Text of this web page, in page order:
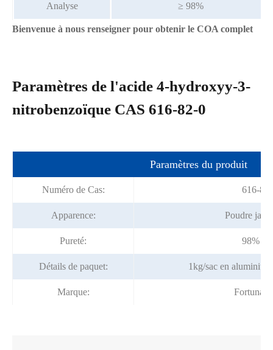
Analyse ≥ 98%
Bienvenue à nous renseigner pour obtenir le COA complet
Paramètres de l'acide 4-hydroxyy-3-
nitrobenzoïque CAS 616-82-0
Paramètres du produit
Numéro de Cas: 616-
Apparence: Poudre
Pureté: 98%
Détails de paquet: 1kg/sac en
Marque: